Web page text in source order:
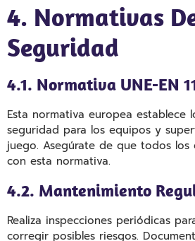
4. Normativas
Seguridad
4.1. Normativa UNE-EN
Esta normativa europea establece
seguridad para los equipos y
juego. Asegúrate de que todos los
con esta normativa.
4.2. Mantenimiento
Realiza inspecciones periódicas
corregir posibles riesgos.